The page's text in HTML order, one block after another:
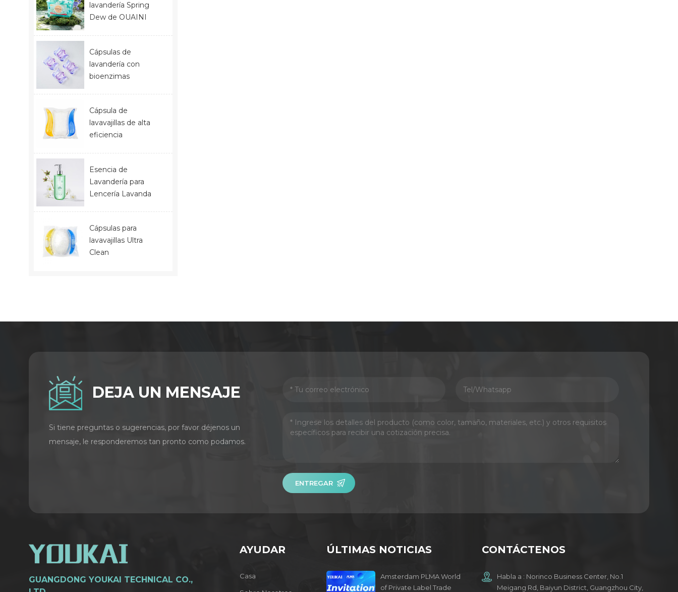
lavandería Spring
Dew de OUAINI
Cápsulas de
lavandería con
bioenzimas
Cápsula de
lavavajillas de alta
eficiencia
Esencia de
Lavandería para
Lencería Lavanda
Cápsulas para
lavavajillas Ultra
Clean
DEJA UN MENSAJE
Si tiene preguntas o sugerencias, por favor déjenos un
mensaje, le responderemos tan pronto como podamos.
ENTREGAR
GUANGDONG YOUKAI TECHNICAL CO.,
CONTÁCTENOS
Habla a : Norinco Business Center, No.1
Meigang Rd, Baiyun District, Guangzhou City,
AYUDAR
Casa
ÚLTIMAS NOTICIAS
Amsterdam PLMA World
of Private Label Trade